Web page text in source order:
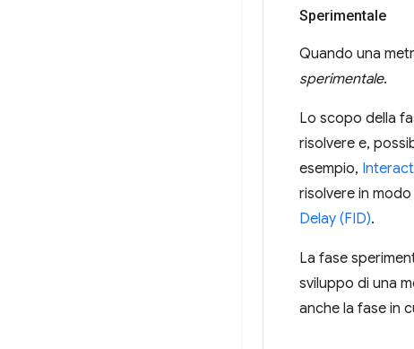
Sperimentale
Quando una
sperimentale.
Lo scopo della
risolvere e,
esempio,
risolvere in
Delay (FID).
La fase
sviluppo di una
anche la fase in